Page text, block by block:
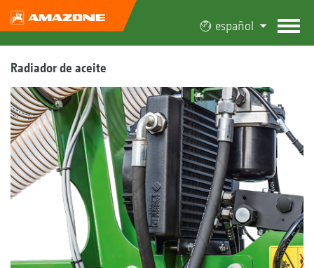
español
Radiador de aceite